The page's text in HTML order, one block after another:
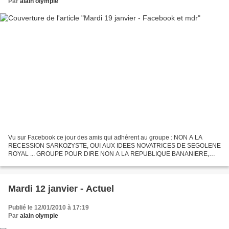
Vu sur Facebook ce jour des amis qui adhérent au groupe : NON A LA
RECESSION SARKOZYSTE, OUI AUX IDEES NOVATRICES DE SEGOLENE
ROYAL ... GROUPE POUR DIRE NON A LA REPUBLIQUE BANANIERE,
Mardi 12 janvier - Actuel
Publié le 12/01/2010 à 17:19
Par alain olympie